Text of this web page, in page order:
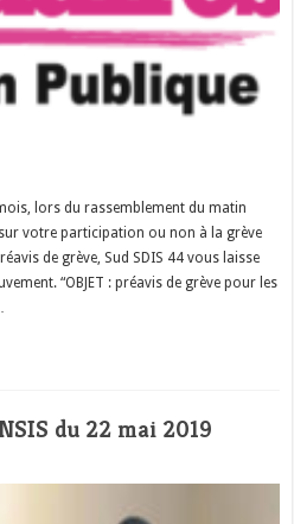
lors du rassemblement du matin
votre participation ou non à la grève
de grève, Sud SDIS 44 vous laisse
“OBJET : préavis de grève pour les
du 22 mai 2019